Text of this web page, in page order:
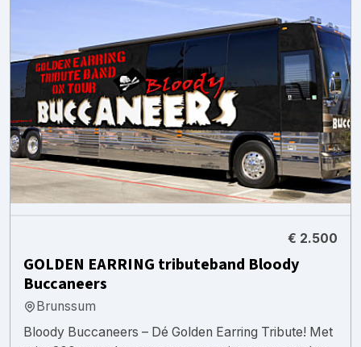
€ 2.500
GOLDEN EARRING tributeband Bloody
Buccaneers
Brunssum
Bloody Buccaneers – Dé Golden Earring Tribute! Met